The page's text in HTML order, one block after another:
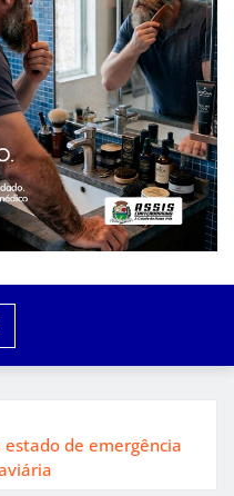
estado de emergência